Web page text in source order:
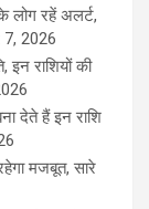
लोग रहें अलर्ट,
2026
इन राशियों की
देते हैं इन राशि
मजबूत, सारे